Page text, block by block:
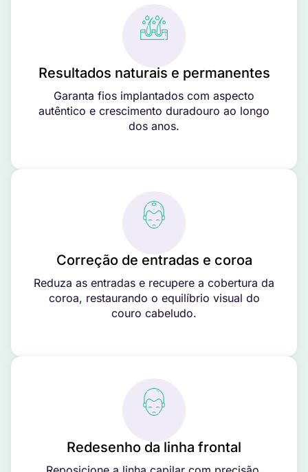
Resultados naturais e permanentes
Garanta fios implantados com aspecto
autêntico e crescimento duradouro ao longo
dos anos.
Correção de entradas e coroa
Reduza as entradas e recupere a cobertura da
coroa, restaurando o equilíbrio visual do
couro cabeludo.
Redesenho da linha frontal